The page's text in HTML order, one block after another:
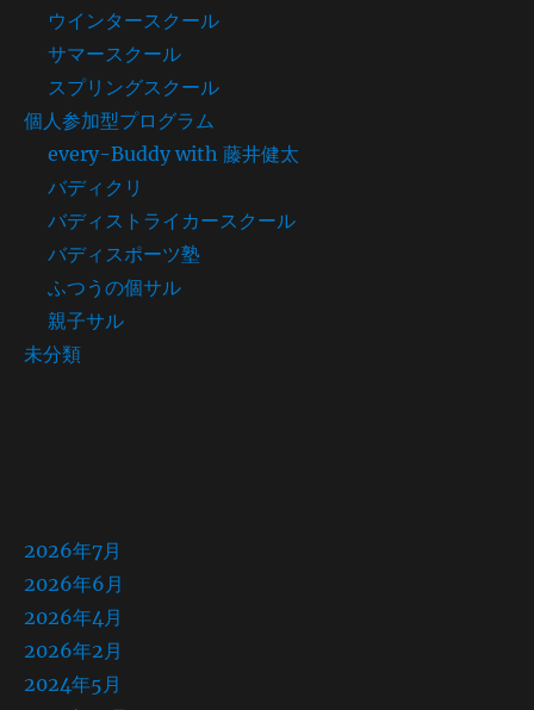
ウインタースクール
サマースクール
スプリングスクール
個人参加型プログラム
every-Buddy with 藤井健太
バディクリ
バディストライカースクール
バディスポーツ塾
ふつうの個サル
親子サル
未分類
2026年7月
2026年6月
2026年4月
2026年2月
2024年5月